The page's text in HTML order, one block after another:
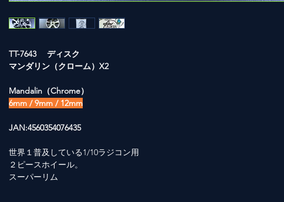
TT-7643 ディスク
マンダリン（クローム）X2
Mandalin（Chrome）
6mm / 9mm / 12mm
JAN:4560354076435
世界１普及している1/10ラジコン用
２ピースホイール。
スーパーリム